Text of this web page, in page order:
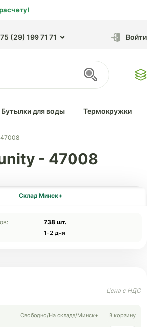
(29) 199 71 71 Войти
Бутылки для воды Термокружки
47008
- 47008
Склад Минск+
738 шт.
1-2 дня
Свободно/На складе/Минск+ В корзину